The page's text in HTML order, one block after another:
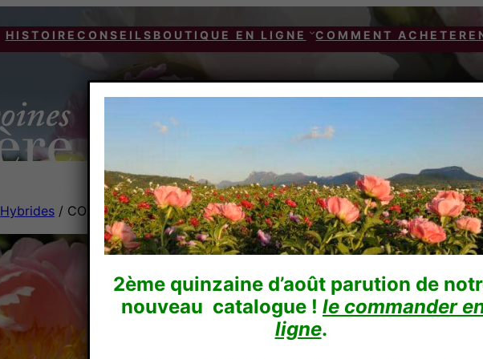
HISTOIRE CONSEILS BOUTIQUE EN LIGNE COMMENT ACHETER
Hybrides / CORAL SUPREME
CORAL
25,00€ TTC
2ème quinzaine d’août parution de
nouveau catalogue !le commander
ligne.